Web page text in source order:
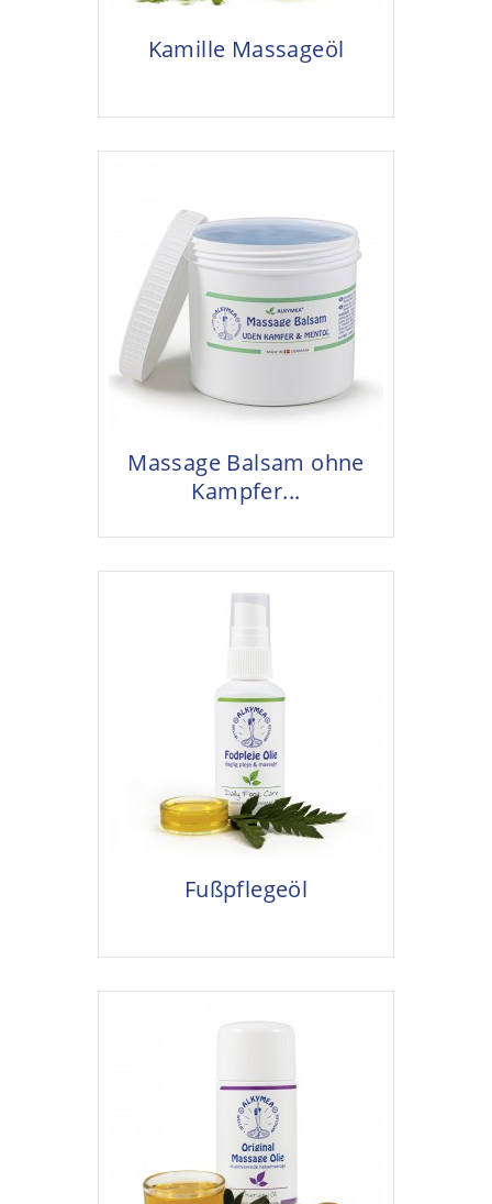
Kamille Massageöl
Massage Balsam ohne
Kampfer...
Fußpflegeöl